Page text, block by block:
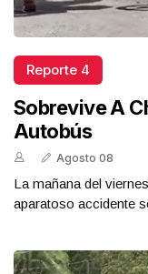
Reporte 4
Sobrevive A
Autobús
Agosto 08
La mañana del
aparatoso accidente